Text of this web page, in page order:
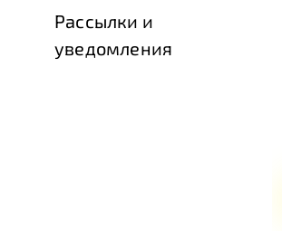
Рассылки и
уведомления